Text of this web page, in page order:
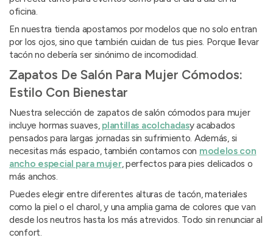
oficina.
En nuestra tienda apostamos por modelos que no solo entran
por los ojos, sino que también cuidan de tus pies. Porque llevar
tacón no debería ser sinónimo de incomodidad.
Zapatos De Salón Para Mujer Cómodos:
Estilo Con Bienestar
Nuestra selección de zapatos de salón cómodos para mujer
incluye hormas suaves, plantillas acolchadasy acabados
pensados para largas jornadas sin sufrimiento. Además, si
necesitas más espacio, también contamos con modelos con
ancho especial para mujer, perfectos para pies delicados o
más anchos.
Puedes elegir entre diferentes alturas de tacón, materiales
como la piel o el charol, y una amplia gama de colores que van
desde los neutros hasta los más atrevidos. Todo sin renunciar al
confort.